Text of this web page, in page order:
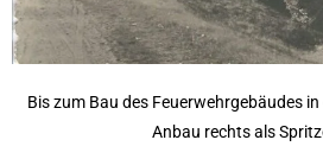
Bis zum Bau des Feuerwehrgebäudes
Anbau rechts als